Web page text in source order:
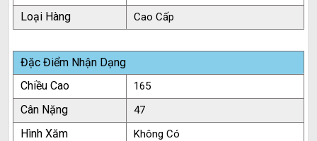
Loại Hàng Cao Cấp
Đặc Điểm Nhận Dạng
Chiều Cao
165
Cân Nặng 47
Hình Xăm Không Có